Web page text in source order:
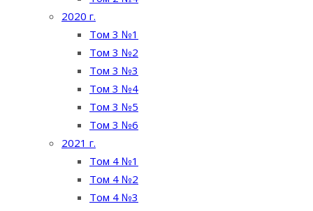
2020 г.
Том 3 №1
Том 3 №2
Том 3 №3
Том 3 №4
Том 3 №5
Том 3 №6
2021 г.
Том 4 №1
Том 4 №2
Том 4 №3